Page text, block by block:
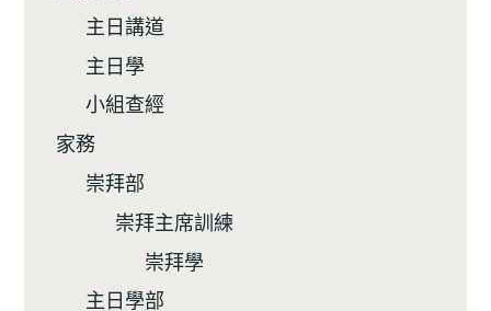
主日講道
主日學
小組查經
家務
崇拜部
崇拜主席訓練
崇拜學
主日學部